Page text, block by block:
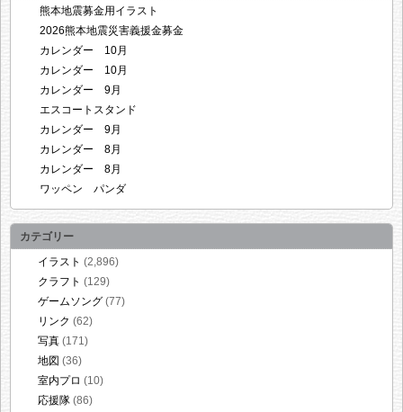
熊本地震募金用イラスト
2026熊本地震災害義援金募金
カレンダー 10月
カレンダー 10月
カレンダー 9月
エスコートスタンド
カレンダー 9月
カレンダー 8月
カレンダー 8月
ワッペン パンダ
カテゴリー
イラスト (2,896)
クラフト (129)
ゲームソング (77)
リンク (62)
写真 (171)
地図 (36)
室内プロ (10)
応援隊 (86)